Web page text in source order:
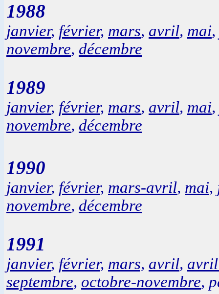
1988
janvier, février, mars, avril, mai,
novembre, décembre
1989
janvier, février, mars, avril, mai,
novembre, décembre
1990
janvier, février, mars-avril, mai,
novembre, décembre
1991
janvier, février, mars, avril,
septembre, octobre-novembre,